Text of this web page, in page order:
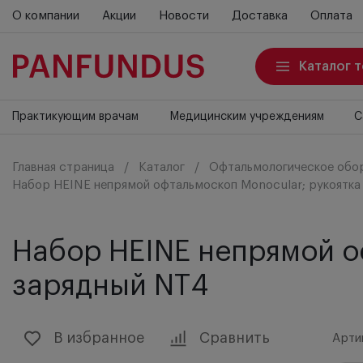
О компании Акции Новости Доставка Оплата
Каталог
Практикующим врачам Медицинским учреждениям
Главная страница Каталог
Офтальмологическое
Набор HEINE непрямой офтальмоскоп Monocular;
Набор HEINE непрямой
зарядный NT4
В избранное Сравнить